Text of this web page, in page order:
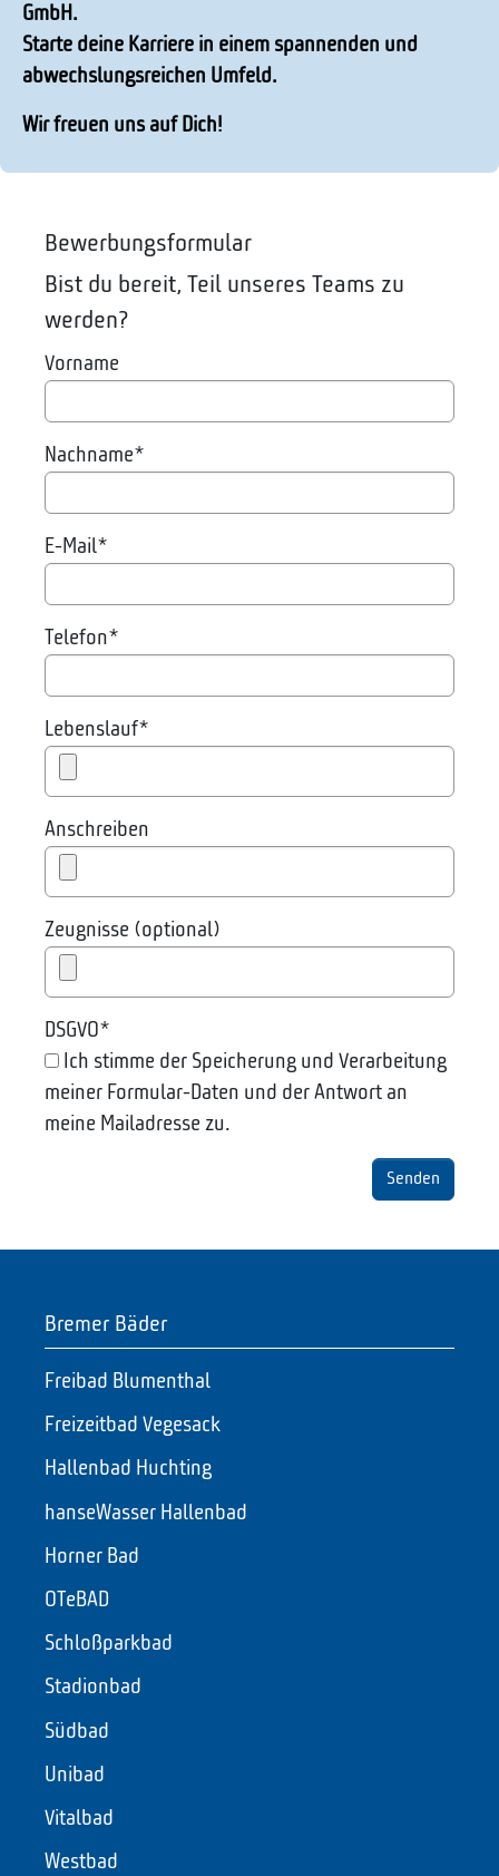
GmbH.
Starte deine Karriere in einem spannenden und
abwechslungsreichen Umfeld.
Wir freuen uns auf Dich!
Bewerbungsformular
Bist du bereit, Teil unseres Teams zu
werden?
Vorname
Nachname*
E-Mail*
Telefon*
Lebenslauf*
Anschreiben
Zeugnisse (optional)
DSGVO*
meiner Formular-Daten und der Antwort an
meine Mailadresse zu.
Bremer Bäder
Freibad Blumenthal
Freizeitbad Vegesack
Hallenbad Huchting
hanseWasser Hallenbad
Horner Bad
OTeBAD
Schloßparkbad
Stadionbad
Südbad
Unibad
Vitalbad
Westbad